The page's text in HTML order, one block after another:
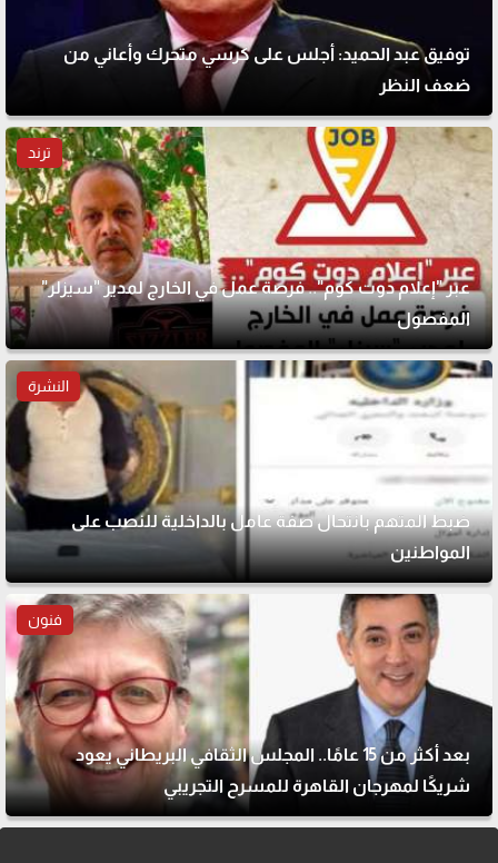
توفيق عبد الحميد: أجلس على كرسي متحرك وأعاني من
ضعف النظر
ترند
عبر "إعلام دوت كوم".. فرصة عمل في الخارج لمدير "سيزلر"
المفصول
النشرة
ضبط المتهم بانتحال صفة عامل بالداخلية للنصب على
المواطنين
فنون
بعد أكثر من 15 عامًا.. المجلس الثقافي البريطاني يعود
شريكًا لمهرجان القاهرة للمسرح التجريبي